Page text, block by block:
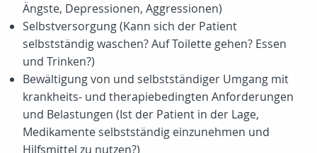
Ängste, Depressionen, Aggressionen)
Selbstversorgung (Kann sich der Patient
selbstständig waschen? Auf Toilette gehen? Essen
und Trinken?)
Bewältigung von und selbstständiger Umgang mit
krankheits- und therapiebedingten Anforderungen
und Belastungen (Ist der Patient in der Lage,
Medikamente selbstständig einzunehmen und
Hilfsmittel zu nutzen?)